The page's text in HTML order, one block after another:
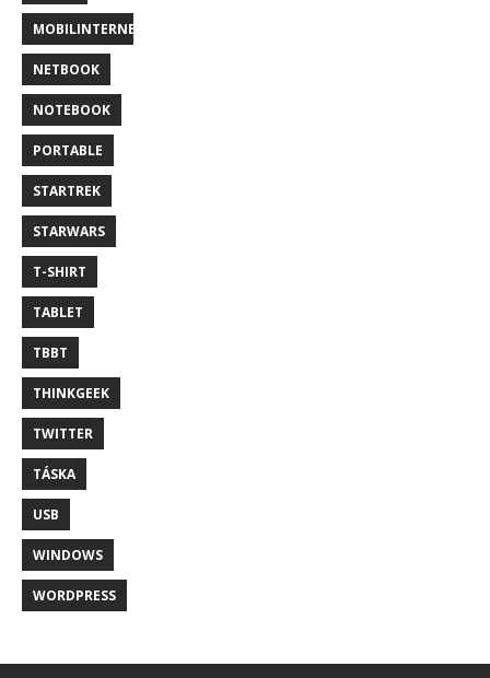
MOBILINTERNET
NETBOOK
NOTEBOOK
PORTABLE
STARTREK
STARWARS
T-SHIRT
TABLET
TBBT
THINKGEEK
TWITTER
TÁSKA
USB
WINDOWS
WORDPRESS